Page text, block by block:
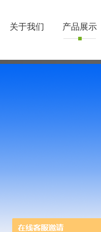
关于我们 产品展示